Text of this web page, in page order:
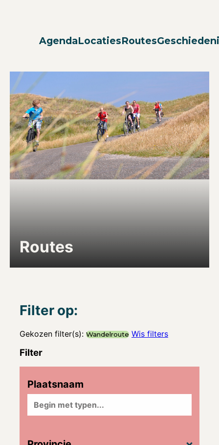
AgendaLocatiesRoutes
Routes
Filter op:
Gekozen filter(s): Wandelroute Wis filters
Filter
Plaatsnaam